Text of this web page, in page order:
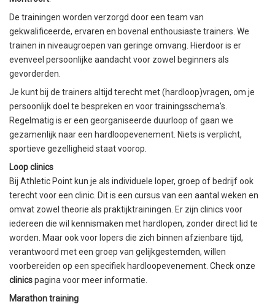
De trainingen worden verzorgd door een team van
gekwalificeerde, ervaren en bovenal enthousiaste trainers. We
trainen in niveaugroepen van geringe omvang. Hierdoor is er
evenveel persoonlijke aandacht voor zowel beginners als
gevorderden.
Je kunt bij de trainers altijd terecht met (hardloop)vragen, om je
persoonlijk doel te bespreken en voor trainingsschema’s.
Regelmatig is er een georganiseerde duurloop of gaan we
gezamenlijk naar een hardloopevenement. Niets is verplicht,
sportieve gezelligheid staat voorop.
Loop clinics
Bij Athletic Point kun je als individuele loper, groep of bedrijf ook
terecht voor een clinic. Dit is een cursus van een aantal weken en
omvat zowel theorie als praktijktrainingen. Er zijn clinics voor
iedereen die wil kennismaken met hardlopen, zonder direct lid te
worden. Maar ook voor lopers die zich binnen afzienbare tijd,
verantwoord met een groep van gelijkgestemden, willen
voorbereiden op een specifiek hardloopevenement. Check onze
clinicspagina voor meer informatie.
Marathon training